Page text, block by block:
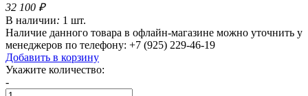
32 100 ₽
В наличии: 1 шт.
Наличие данного товара в офлайн-магазине можно уточнить у
менеджеров по телефону: +7 (925) 229-46-19
Добавить в корзину
Укажите количество:
-